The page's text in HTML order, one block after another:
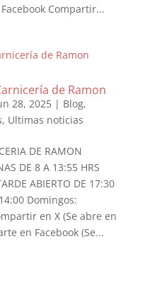
Compartir...
de Ramon
28, 2025| Blog,
, Ultimas noticias
DE RAMON
DE 8 A 13:55 HRS
ABIERTO DE 17:30
Domingos:
en X (Se abre en
en Facebook (Se...